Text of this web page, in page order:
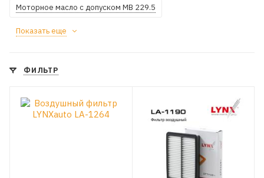
Моторное масло с допуском MB 229.5
Показать еще
ФИЛЬТР